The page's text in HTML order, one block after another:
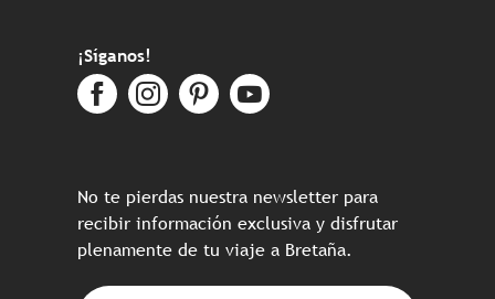
¡Síganos!
No te pierdas nuestra newsletter para
recibir información exclusiva y disfrutar
plenamente de tu viaje a Bretaña.